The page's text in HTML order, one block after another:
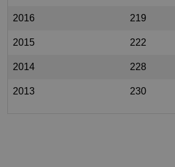
2016 219
2015 222
2014 228
2013 230